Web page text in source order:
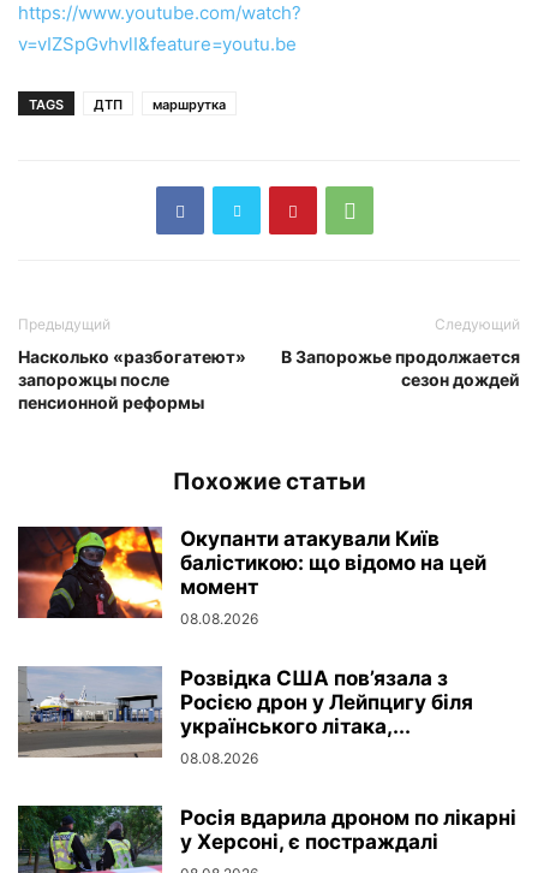
https://www.youtube.com/watch?
v=vIZSpGvhvlI&feature=youtu.be
TAGS ДТП маршрутка
Предыдущий
Насколько «разбогатеют»
запорожцы после
пенсионной реформы
Следующий
В Запорожье продолжается
сезон дождей
Похожие статьи
Окупанти атакували Київ
балістикою: що відомо на цей
момент
08.08.2026
Розвідка США пов’язала з
Росією дрон у Лейпцигу біля
українського літака,...
08.08.2026
Росія вдарила дроном по лікарні
у Херсоні, є постраждалі